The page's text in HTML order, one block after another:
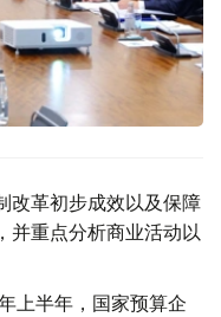
改革初步成效以及保障
并重点分析商业活动以
上半年，国家预算企